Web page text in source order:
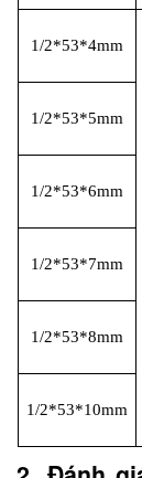
1/2*53*4mm
1/2*53*5mm
1/2*53*6mm
1/2*53*7mm
1/2*53*8mm
1/2*53*10mm